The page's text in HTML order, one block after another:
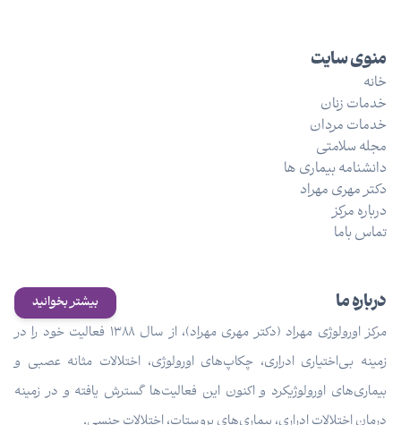
درباره ما بیشتر بخوانید
مرکز اورولوژی مهراد (دکتر مهری مهراد)، از سال ۱۳۸۸ فعالیت خود را در
زمینه بی‌اختیاری ادراری، چکاپ‌های اورولوژی، اختلالات مثانه عصبی و
بیماری‌های اورولوژیکرد و اکنون این فعالیت‌ها گسترش یافته و در زمینه
منوی سایت
خانه
خدمات زنان
خدمات مردان
مجله سلامتی
دانشنامه بیماری ها
دکتر مهری مهراد
درباره مرکز
تماس باما